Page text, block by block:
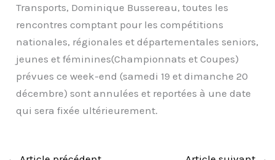
Transports, Dominique Bussereau, toutes les
rencontres comptant pour les compétitions
nationales, régionales et départementales seniors,
jeunes et féminines(Championnats et Coupes)
prévues ce week-end (samedi 19 et dimanche 20
décembre) sont annulées et reportées à une date
qui sera fixée ultérieurement.